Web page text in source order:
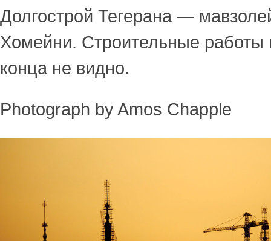
Долгострой Тегерана —
Хомейни. Строительные работы
конца не видно.
Photograph by Amos Chapple